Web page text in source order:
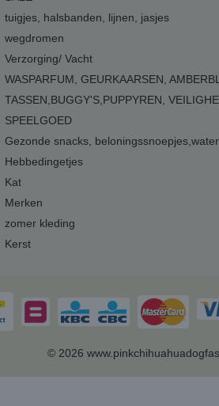
tuigjes, halsbanden, lijnen, jasjes
wegdromen
Verzorging/ Vacht
WASPARFUM, GEURKAARSEN,
TASSEN,BUGGY'S,PUPPYREN,
SPEELGOED
Gezonde snacks,
Hebbedingetjes
Kat
Merken
zomer kleding
Kerst
© 2026